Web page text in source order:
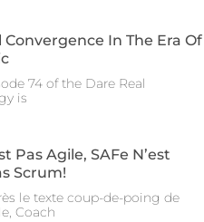
In The Era Of
74 of the Dare Real
is
Pas Agile, SAFe N’est
Scrum!
le texte coup-de-poing de
Coach